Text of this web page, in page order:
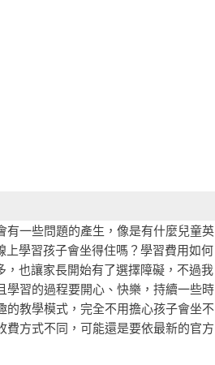
一些問題的產生，像是有什麼兒童英
學習孩子會坐得住嗎？學習費用如何
也讓家長開始有了選擇障礙，不過我
學習的過程要開心、快樂，持續一些時
的教學模式，完全不用擔心孩子會坐不
方式不同，可能還是要依最新的官方